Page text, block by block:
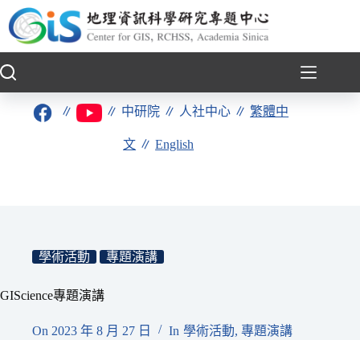
至
要
∥ ∥ 中研院 ∥ 人社中心 ∥繁體中
文 ∥English
學術活動 專題演講
GIScience專題演講
On 2023 年 8 月 27 日 In 學術活動, 專題演講